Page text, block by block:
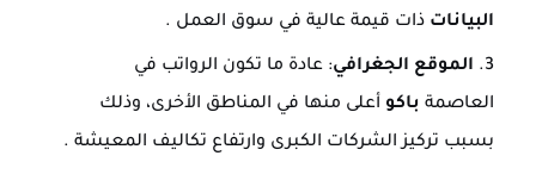
البيانات ذات قيمة عالية في سوق العمل .
الموقع الجغرافي: عادة ما تكون الرواتب في
العاصمة باكو أعلى منها في المناطق الأخرى، وذلك
بسبب تركيز الشركات الكبرى وارتفاع تكاليف المعيشة .